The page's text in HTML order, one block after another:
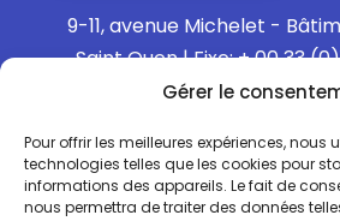
Gérer le
Pour offrir les meilleures expériences, nous
technologies telles que les cookies pour
informations des appareils. Le fait de
nous permettra de traiter des données
9-11, avenue Michelet -
Saint Ouen | Fixe: + 00 33
Mobile: + 00 33 (0)6 15
Politique de